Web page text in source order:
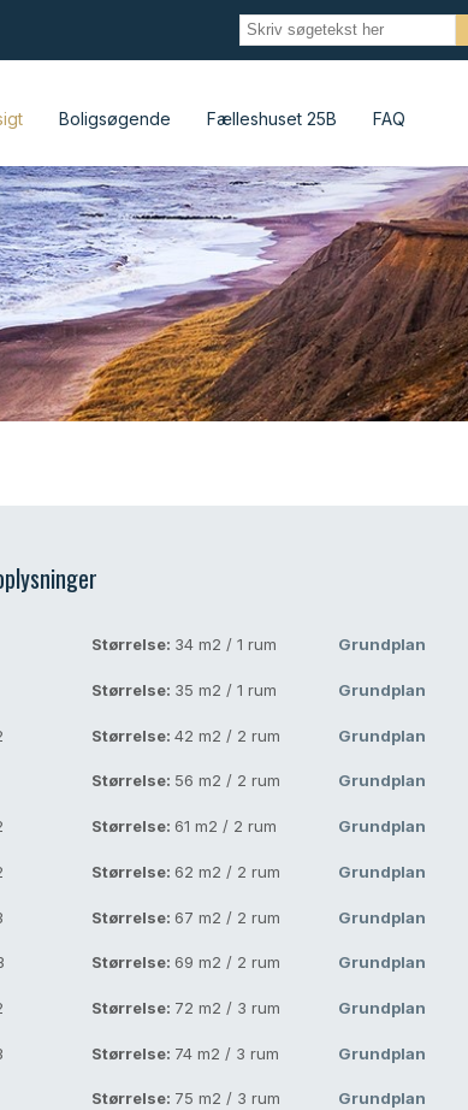
Boligsøgende Fælleshuset 25B FAQ
Størrelse: 34 m2 / 1 rum Grundplan
Størrelse: 35 m2 / 1 rum Grundplan
Størrelse:42 m2 / 2 rum Grundplan
Størrelse: 56 m2 / 2 rum Grundplan
Størrelse: 61 m2 / 2 rum Grundplan
Størrelse: 62 m2 / 2 rum Grundplan
Størrelse: 67 m2 / 2 rum Grundplan
Størrelse: 69 m2 / 2 rum Grundplan
Størrelse: 72 m2 / 3 rum Grundplan
Størrelse: 74 m2 / 3 rum Grundplan
Størrelse: 75 m2 / 3 rum Grundplan